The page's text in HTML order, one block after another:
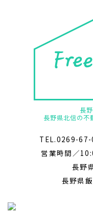
長
長野県北信の不
TEL.0269-
営業時間／
長野
長野県